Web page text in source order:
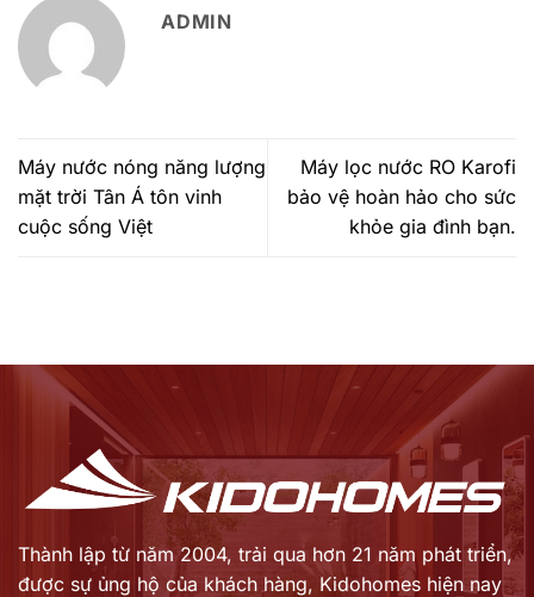
ADMIN
Máy nước nóng năng lượng
mặt trời Tân Á tôn vinh
cuộc sống Việt
Máy lọc nước RO Karofi
bảo vệ hoàn hảo cho sức
khỏe gia đình bạn.
Thành lập từ năm 2004, trải qua hơn 21 năm phát triển,
được sự ủng hộ của khách hàng, Kidohomes hiện nay